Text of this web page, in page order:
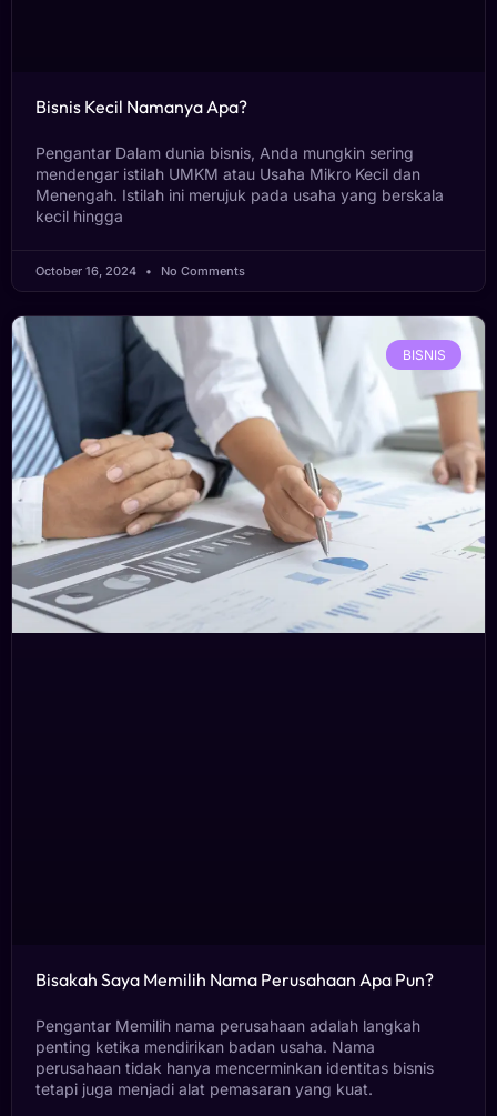
Bisnis Kecil Namanya Apa?
Pengantar Dalam dunia bisnis, Anda mungkin sering
mendengar istilah UMKM atau Usaha Mikro Kecil dan
Menengah. Istilah ini merujuk pada usaha yang berskala
kecil hingga
October 16, 2024 No Comments
BISNIS
Bisakah Saya Memilih Nama Perusahaan Apa Pun?
Pengantar Memilih nama perusahaan adalah langkah
penting ketika mendirikan badan usaha. Nama
perusahaan tidak hanya mencerminkan identitas bisnis
tetapi juga menjadi alat pemasaran yang kuat.